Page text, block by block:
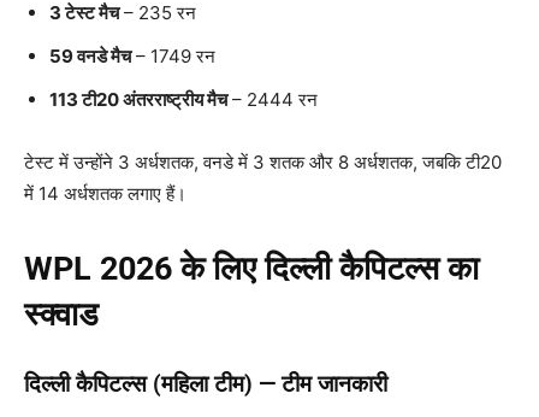
3टेस्ट मैच– 235 रन
59वनडे मैच– 1749 रन
113टी20अंतरराष्ट्रीय मैच– 2444 रन
टेस्ट में उन्होंने 3 अर्धशतक, वनडे में 3 शतक और 8 अर्धशतक, जबकि टी20
में 14 अर्धशतक लगाए हैं।
WPL 2026के लिए दिल्ली कैपिटल्स का
स्क्वाड
दिल्ली कैपिटल्स (महिला टीम) — टीम जानकारी